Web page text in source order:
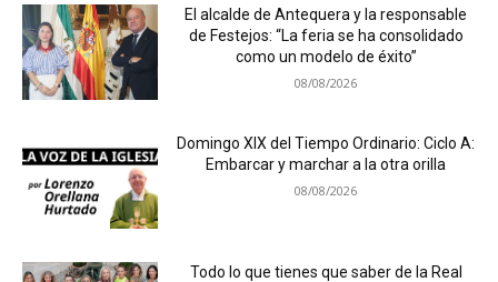
El alcalde de Antequera y la responsable
de Festejos: “La feria se ha consolidado
como un modelo de éxito”
08/08/2026
Domingo XIX del Tiempo Ordinario: Ciclo A:
Embarcar y marchar a la otra orilla
08/08/2026
Todo lo que tienes que saber de la Real